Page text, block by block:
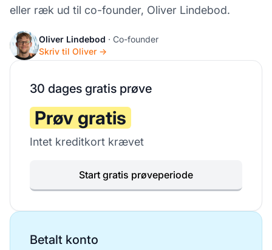
eller ræk ud til co-founder, Oliver Lindebod.
Oliver Lindebod · Co-founder
Skriv til Oliver →
30 dages gratis prøve
Prøv gratis
Intet kreditkort krævet
Start gratis prøveperiode
Betalt konto